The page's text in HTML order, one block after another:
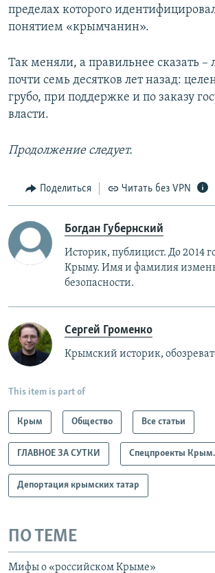
пределах которого
понятием «крымчанин».
Так меняли, а правильнее сказать
почти семь десятков лет назад:
грубо, при поддержке и по заказу
власти.
Продолжение следует.
Поделиться Читать без VPN
Богдан Губернский
Историк, публицист. До 2014
Крыму. Имя и фамилия
безопасности.
Сергей Громенко
Крымский историк,
This item is part of
Крым Общество Все статьи
ГЛАВНОЕ ЗА СУТКИ Спецпроекты
Депортация крымских татар
ПО ТЕМЕ
Мифы о «российском Крыме»